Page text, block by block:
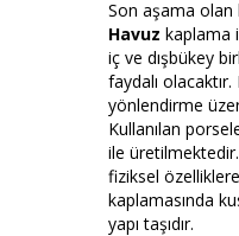
Son aşama olan
Havuz kaplama
iç ve dışbükey
faydalı
yönlendirme
Kullanılan
ile
fiziksel
kaplamasında
yapı taşıdır.